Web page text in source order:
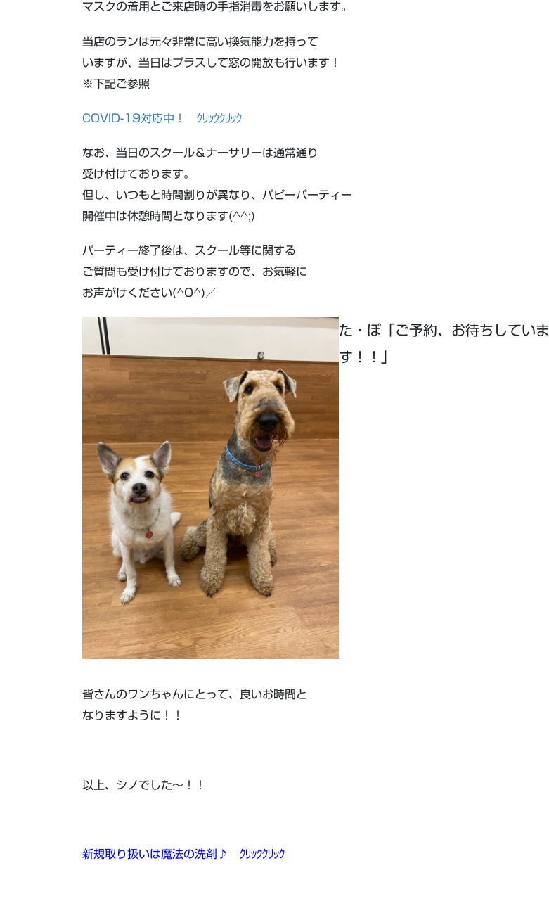
マスクの着用とご来店時の手指消毒をお願いします。
当店のランは元々非常に高い換気能力を持って
いますが、当日はプラスして窓の開放も行います！
※下記ご参照
COVID-19対応中！ ｸﾘｯｸｸﾘｯｸ
なお、当日のスクール＆ナーサリーは通常通り
受け付けております。
但し、いつもと時間割りが異なり、パピーパーティー
開催中は休憩時間となります(^^;)
パーティー終了後は、スクール等に関する
ご質問も受け付けておりますので、お気軽に
お声がけください(^O^)／
た・ぽ「ご予約、お待ちしていま
す！！」
皆さんのワンちゃんにとって、良いお時間と
なりますように！！
以上、シノでした～！！
新規取り扱いは魔法の洗剤♪ ｸﾘｯｸｸﾘｯｸ